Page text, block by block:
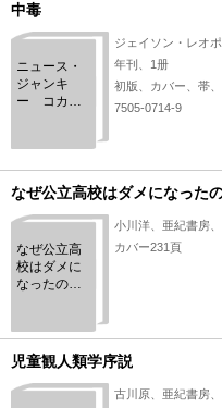
中毒
ニュース・
ジャンキ
ー コカイ
いスクープ
中毒
ジェイソン・レオ
年刊、1册
初版、カバー、帯
7505-0714-9
なぜ公立高校はダメになった
なぜ公立高
校はダメに
なったの
小川洋、亜紀書房
カバー231頁
児童観人類学序説
古川原、亜紀書房